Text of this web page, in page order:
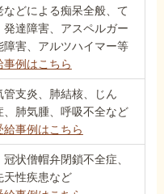
どによる痴呆全般、て
発達障害、アスペルガー
害、アルツハイマー等
事例はこちら
支炎、肺結核、じん
、肺気腫、呼吸不全など
給事例はこちら
状僧帽弁閉鎖不全症、
天性疾患など